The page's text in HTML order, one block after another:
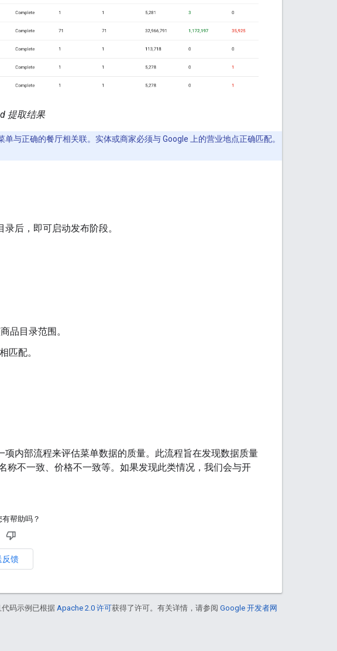
提取结果
单与正确的餐厅相关联。实体或商家必须与 Google 上的营业地点正确匹配。
后，即可启动发布阶段。
品目录范围。
匹配。
项内部流程来评估菜单数据的质量。此流程旨在发现数据质量
称不一致、价格不一致等。如果发现此类情况，我们会与开
帮助吗？
反馈
码示例已根据 Apache 2.0 许可获得了许可。有关详情，请参阅 Google 开发者网